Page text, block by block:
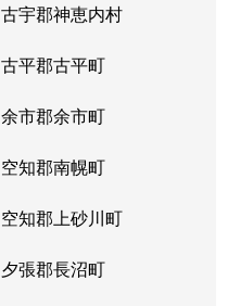
古宇郡神恵内村
古平郡古平町
余市郡余市町
空知郡南幌町
空知郡上砂川町
夕張郡長沼町